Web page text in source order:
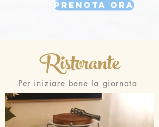
Prenota ora
Ristorante
Per iniziare bene la giornata